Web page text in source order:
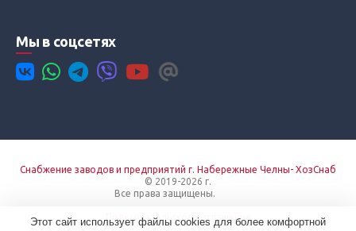
Мы в соцсетях
Снабжение заводов и предприятий г. Набережные Челны- ХозСнаб
© 2019-2026 г.
Все права защищены.
Пользовательское соглашение
Этот сайт использует файлы cookies для более комфортной